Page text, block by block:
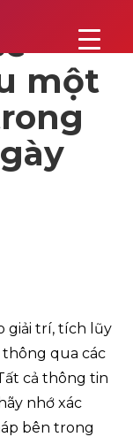
một
giải trí, tích lũy
thông qua các
cả thông tin
nhớ xác
bên trong